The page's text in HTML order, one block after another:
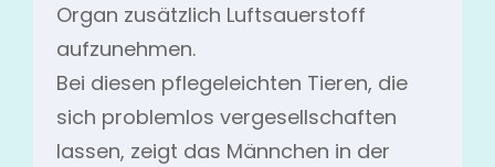
Organ zusätzlich Luftsauerstoff
aufzunehmen.
Bei diesen pflegeleichten Tieren, die
sich problemlos vergesellschaften
lassen, zeigt das Männchen in der